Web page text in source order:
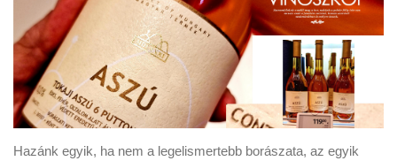
Hazánk egyik, ha nem a legelismertebb borászata, az egyik